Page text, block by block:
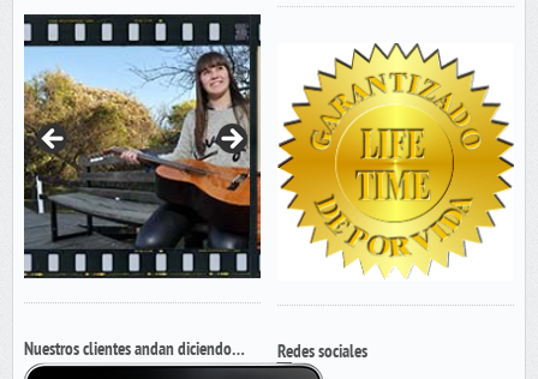
Nuestros clientes andan diciendo… Redes sociales